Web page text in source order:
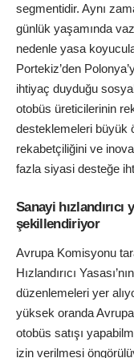
segmentidir. Aynı
günlük yaşamında
nedenle yasa
Portekiz’den
ihtiyaç duyduğu
otobüs üreticilerinin
desteklemeleri büyük
rekabetçiliğini ve
fazla siyasi desteğe
Sanayi hızlandırıcı
şekillendiriyor
Avrupa Komisyonu
Hızlandırıcı
düzenlemeleri yer
yüksek oranda
otobüs satışı
izin verilmesi